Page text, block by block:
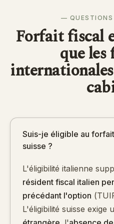
— QUESTIONS
Forfait fiscal
que
Suis-je éligible au
suisse ?
L'éligibilité italienne
résident fiscal italien
précédant l'option
L'éligibilité suisse exige